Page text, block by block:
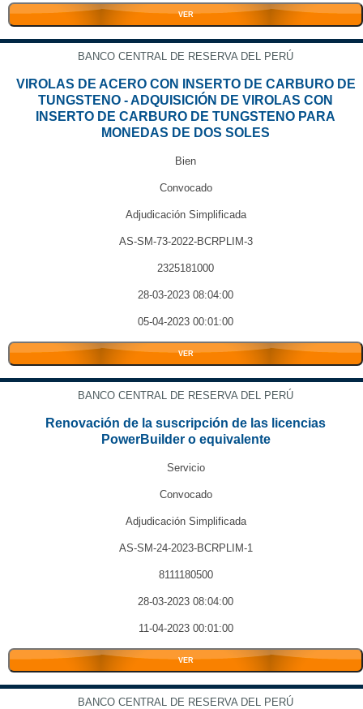
VER
BANCO CENTRAL DE RESERVA DEL PERÚ
VIROLAS DE ACERO CON INSERTO DE CARBURO DE
TUNGSTENO - ADQUISICIÓN DE VIROLAS CON
INSERTO DE CARBURO DE TUNGSTENO PARA
MONEDAS DE DOS SOLES
Bien
Convocado
Adjudicación Simplificada
AS-SM-73-2022-BCRPLIM-3
2325181000
28-03-2023 08:04:00
05-04-2023 00:01:00
VER
BANCO CENTRAL DE RESERVA DEL PERÚ
Renovación de la suscripción de las licencias
PowerBuilder o equivalente
Servicio
Convocado
Adjudicación Simplificada
AS-SM-24-2023-BCRPLIM-1
8111180500
28-03-2023 08:04:00
11-04-2023 00:01:00
VER
BANCO CENTRAL DE RESERVA DEL PERÚ